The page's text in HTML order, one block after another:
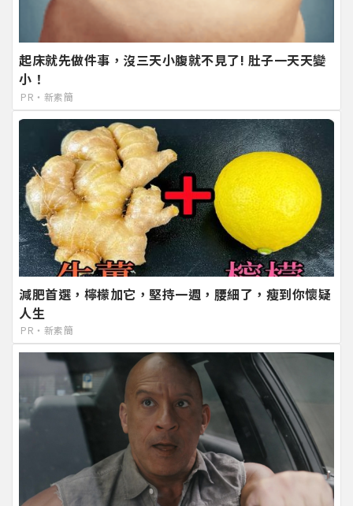
起床就先做件事，沒三天小腹就不見了! 肚子一天天變
小！
PR・新素簡
減肥首選，檸檬加它，堅持一週，腰細了，瘦到你懷疑
人生
PR・新素簡